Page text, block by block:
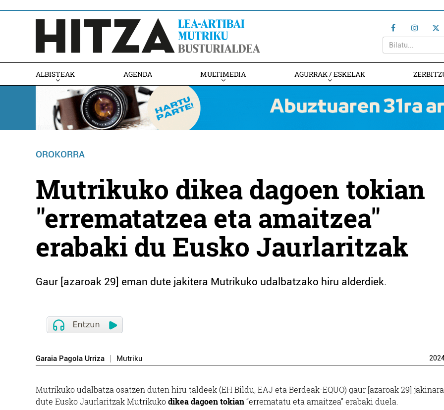
ALBISTEAK AGENDA MULTIMEDIA AGURRAK / ESKELAK
OROKORRA
Mutrikuko dikea dagoen tokian
"errematatzea eta amaitzea"
erabaki du Eusko Jaurlaritzak
Gaur [azaroak 29] eman dute jakitera Mutrikuko udalbatzako hiru alderdiek.
Garaia Pagola Urriza Mutriku
Mutrikuko udalbatza osatzen duten hiru taldeek (EH Bildu, EAJ eta Berdeak-EQUO) gaur [azaroak 29]
dute Eusko Jaurlaritzak Mutrikukodikea dagoen tokian“errematatu eta amaitzea” erabaki duela.